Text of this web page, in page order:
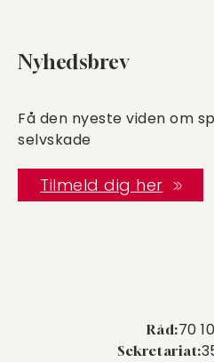
Nyhedsbrev
Få den nyeste viden om
selvskade
Tilmeld dig her
Råd:70
Sekretariat: